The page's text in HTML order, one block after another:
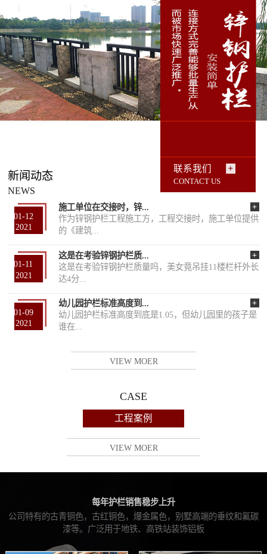
新闻动态
NEWS
联系我们
CONTACT US
01-12
2021
施工单位在交接时，锌...
+
作为锌钢护栏工程施工方，工程交接时，施工单位提供
的《建筑...
01-11
2021
这是在考验锌钢护栏质...
+
这是在考验锌钢护栏质量吗，美女竟吊挂11楼栏杆外长
达4分...
01-09
2021
幼儿园护栏标准高度到...
+
幼儿园护栏标准高度到底是1.05，但幼儿园里的孩子是
谁在...
VIEW MOER
CASE
工程案例
VIEW MOER
每年护栏销售稳步上升
公司特有的古青铜色，古红铜色，爆金属色，别墅高端的垂纹和氟碳
漆等。广泛用于地铁、高铁站装饰铝板